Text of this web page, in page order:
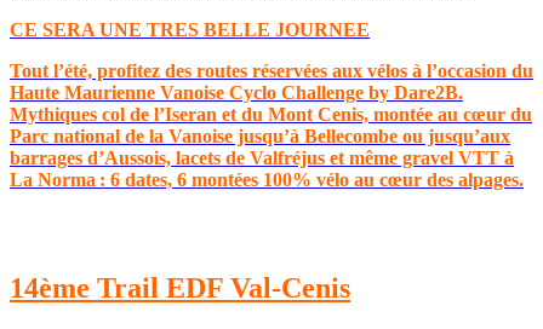
CE SERA UNE TRES BELLE JOURNEE
Tout l’été, profitez des routes réservées aux vélos à l’occasion du
Haute Maurienne Vanoise Cyclo Challenge by Dare2B.
Mythiques col de l’Iseran et du Mont Cenis, montée au cœur du
Parc national de la Vanoise jusqu’à Bellecombe ou jusqu’aux
barrages d’Aussois, lacets de Valfréjus et même gravel VTT à
La Norma : 6 dates, 6 montées 100% vélo au cœur des alpages.
14ème Trail EDF Val-Cenis